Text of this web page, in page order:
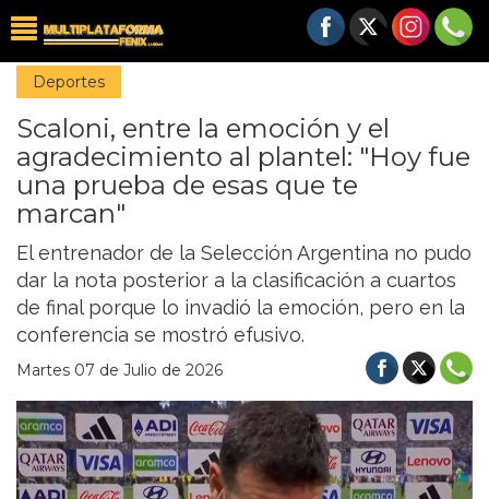
Deportes
Scaloni, entre la emoción y el
agradecimiento al plantel: "Hoy fue
una prueba de esas que te
marcan"
El entrenador de la Selección Argentina no pudo
dar la nota posterior a la clasificación a cuartos
de final porque lo invadió la emoción, pero en la
conferencia se mostró efusivo.
Martes 07 de Julio de 2026